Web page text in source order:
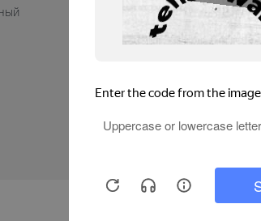
сильными и целеустремленными,
вызовам. Крепкого здоровья,